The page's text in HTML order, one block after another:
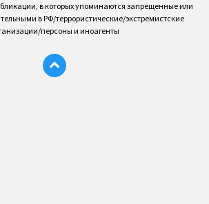
в которых упоминаются запрещенные или
в РФ/террористические/экстремистские
персоны и иноагенты